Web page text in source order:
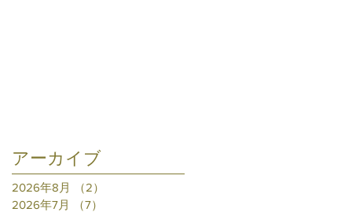
アーカイブ
2026年8月 （2）
2026年7月
（7）